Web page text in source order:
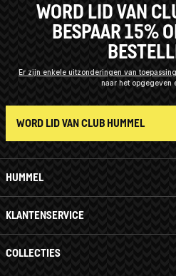
HUMMEL
KLANTENSERVICE
COLLECTIES
WORD LID VAN
BESPAAR 15%
Er zijn enkele uitzonderingen van
naar het opgegeven
WORD LID VAN CLUB HUMMEL